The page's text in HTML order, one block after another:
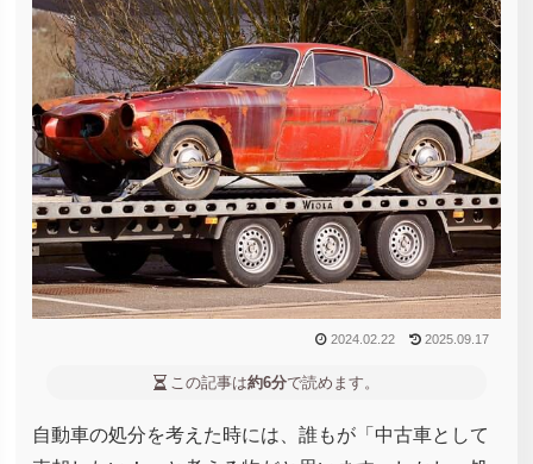
2024.02.22 2025.09.17
この記事は約6分で読めます。
自動車の処分を考えた時には、誰もが「中古車として